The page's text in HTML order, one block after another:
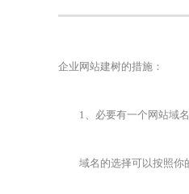
企业网站建树的措施：
1、必要有一个网站域名
域名的选择可以按照你的